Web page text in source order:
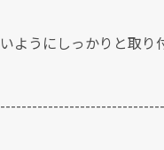
ようにしっかりと取り